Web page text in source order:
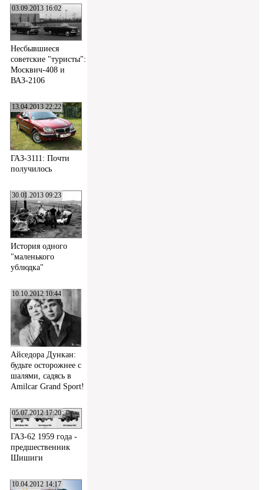
03.09.2013 16:02
Несбывшиеся
советские "туристы":
Москвич-408 и
ВАЗ-2106
13.04.2013 22:22
ГАЗ-3111: Почти
получилось
30.01.2013 09:23
История одного
"маленького
ублюдка"
10.10.2012 10:44
Айседора Дункан:
будьте осторожнее с
шалями, садясь в
Amilcar Grand Sport!
05.07.2012 17:20
ГАЗ-62 1959 года -
предшественник
Шишиги
10.04.2012 14:17